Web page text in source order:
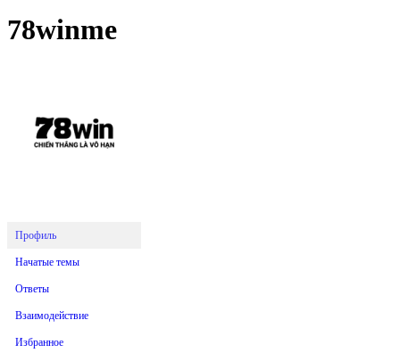
78winme
Профиль
Начатые темы
Ответы
Взаимодействие
Избранное